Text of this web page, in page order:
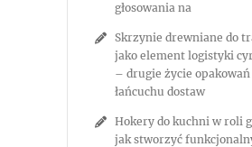
głosowania na
Skrzynie drewniane do
jako element logistyki
– drugie życie opakowań
łańcuchu dostaw
Hokery do kuchni w roli
jak stworzyć